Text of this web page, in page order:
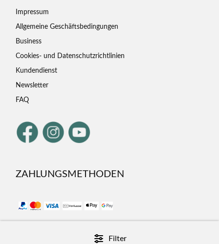
Filter
Impressum
Allgemeine Geschäftsbedingungen
Business
Cookies- und Datenschutzrichtlinien
Kundendienst
Newsletter
FAQ
ZAHLUNGSMETHODEN